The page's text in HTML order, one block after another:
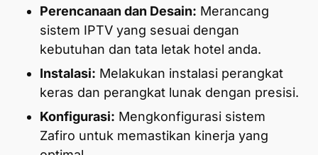
Perencanaan dan Desain: Merancang
sistem IPTV yang sesuai dengan
kebutuhan dan tata letak hotel anda.
Instalasi: Melakukan instalasi perangkat
keras dan perangkat lunak dengan presisi.
Konfigurasi: Mengkonfigurasi sistem
Zafiro untuk memastikan kinerja yang